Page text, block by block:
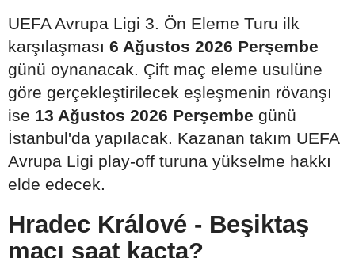
UEFA Avrupa Ligi 3. Ön Eleme Turu ilk
karşılaşması 6 Ağustos 2026 Perşembe
günü oynanacak. Çift maç eleme usulüne
göre gerçekleştirilecek eşleşmenin rövanşı
ise 13 Ağustos 2026 Perşembe günü
İstanbul'da yapılacak. Kazanan takım UEFA
Avrupa Ligi play-off turuna yükselme hakkı
elde edecek.
Hradec Králové - Beşiktaş
maçı saat kaçta?